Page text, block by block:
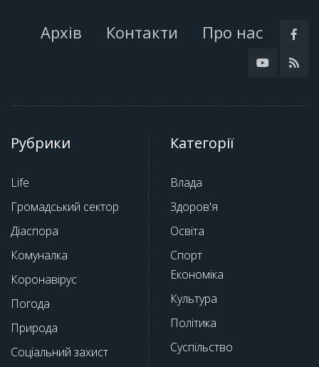
Архів Контакти Про нас
Рубрики
Life
Громадський сектор
Діаспора
Комуналка
Коронавірус
Погода
Природа
Соціальний захист
Категорії
Влада
Здоров'я
Освіта
Спорт
Економіка
Культура
Політика
Суспільство